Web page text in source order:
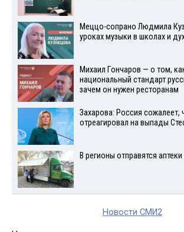
Меццо-сопрано Людмила
уроках музыки в школах и
Михаил Гончаров — о том,
национальный стандарт
зачем он нужен ресторанам
Захарова: Россия сожалеет,
отреагировал на выпады
В регионы отправятся
Новости СМИ2